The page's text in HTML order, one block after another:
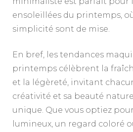
ensoleillées du printemps,
simplicité sont de mise.
En bref, les tendances
printemps célèbrent la
et la légèreté, invitant
créativité et sa beauté
unique. Que vous optiez
lumineux, un regard coloré